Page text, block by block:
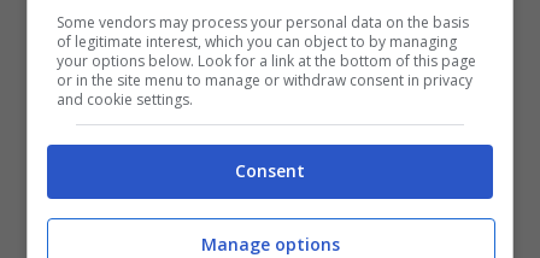
decisione del genere, visto che più di 10
anni fa, proprio quando era l’allenatore
dell’Atalanta, decise di dimettersi in
seguito a una sconfitta…contro il Napoli.
Corsi e ricorsi storici, che per una volta si
spera possa non valere, anche perché
Some vendors may process your personal data on the basis
of legitimate interest, which you can object to by managing
your options below. Look for a link at the bottom of this page
or in the site menu to manage or withdraw consent in privacy
and cookie settings.
Consent
Manage options